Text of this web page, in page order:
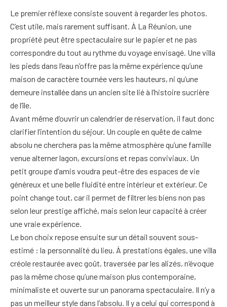
Le premier réflexe consiste souvent à regarder les photos.
C’est utile, mais rarement suffisant. À La Réunion, une
propriété peut être spectaculaire sur le papier et ne pas
correspondre du tout au rythme du voyage envisagé. Une villa
les pieds dans l’eau n’offre pas la même expérience qu’une
maison de caractère tournée vers les hauteurs, ni qu’une
demeure installée dans un ancien site lié à l’histoire sucrière
de l’île.
Avant même d’ouvrir un calendrier de réservation, il faut donc
clarifier l’intention du séjour. Un couple en quête de calme
absolu ne cherchera pas la même atmosphère qu’une famille
venue alterner lagon, excursions et repas conviviaux. Un
petit groupe d’amis voudra peut-être des espaces de vie
généreux et une belle fluidité entre intérieur et extérieur. Ce
point change tout, car il permet de filtrer les biens non pas
selon leur prestige affiché, mais selon leur capacité à créer
une vraie expérience.
Le bon choix repose ensuite sur un détail souvent sous-
estimé : la personnalité du lieu. À prestations égales, une villa
créole restaurée avec goût, traversée par les alizés, n’évoque
pas la même chose qu’une maison plus contemporaine,
minimaliste et ouverte sur un panorama spectaculaire. Il n’y a
pas un meilleur style dans l’absolu. Il y a celui qui correspond à